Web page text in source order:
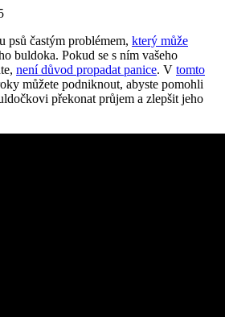
psů častým problémem, který může
buldoka. Pokud se s ním vašeho
není důvod propadat panice. V tomto
můžete podniknout, abyste⁣ pomohli
překonat ⁣průjem a zlepšit ‍jeho